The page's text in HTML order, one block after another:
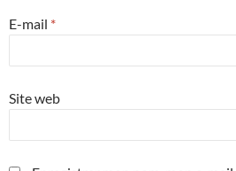
E-mail *
Site web